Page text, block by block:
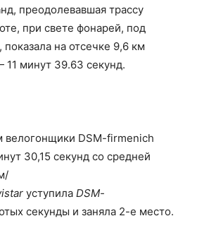
преодолевавшая трассу
при свете фонарей, под
на отсечке 9,6 км
минут 39.63 секунд.
велогонщики DSM-firmenich
30,15 секунд со средней
уступила DSM-
секунды и заняла 2-е место.